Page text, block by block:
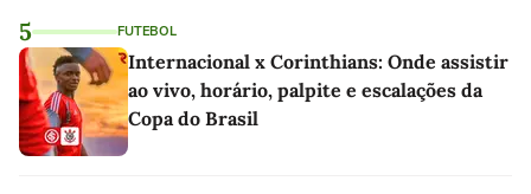
5 FUTEBOL
Internacional x Corinthians: Onde assistir
ao vivo, horário, palpite e escalações da
Copa do Brasil